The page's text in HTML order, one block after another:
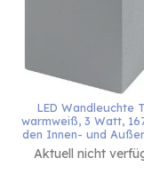
LED Wandleuchte
warmweiß, 3 Watt,
den Innen- und
Aktuell nicht